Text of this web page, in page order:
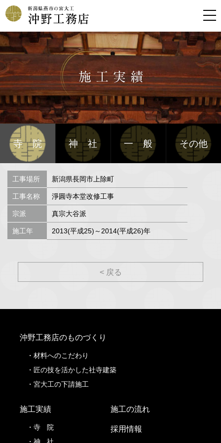
寺院 神社 一般 その他
工事場所
工事名称
宗派
施工年
新潟県長岡市上除町
淨圓寺本堂改修工事
真宗大谷派
2013(平成25)～2014(平成26)年
< 戻る
沖野工務店のものづくり
材料へのこだわり
匠の技を活かした社寺建築
宮大工の下請施工
施工実績
寺
院
施工の流れ
採用情報